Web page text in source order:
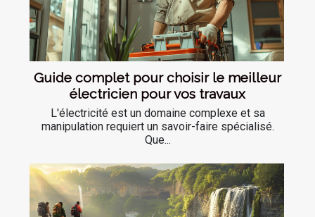
Guide complet pour choisir le meilleur
électricien pour vos travaux
L'électricité est un domaine complexe et sa
manipulation requiert un savoir-faire spécialisé.
Que...